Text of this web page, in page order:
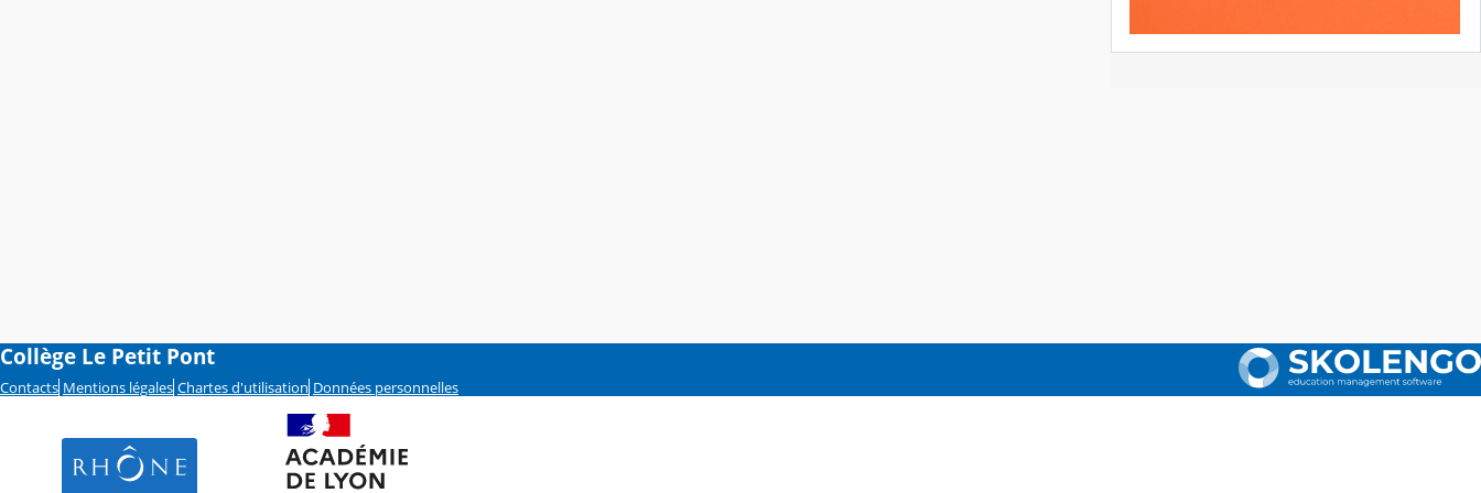
Collège Le Petit Pont
Contacts Mentions légales Chartes d'utilisation Données personnelles